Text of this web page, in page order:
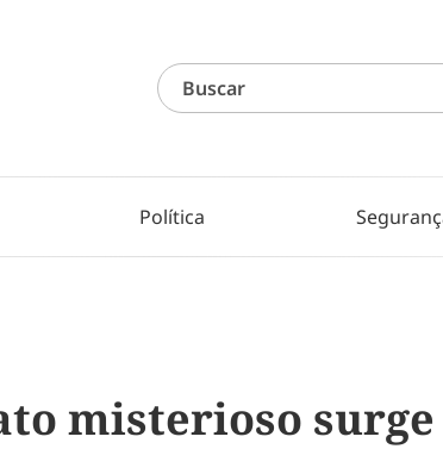
Política
misterioso surge